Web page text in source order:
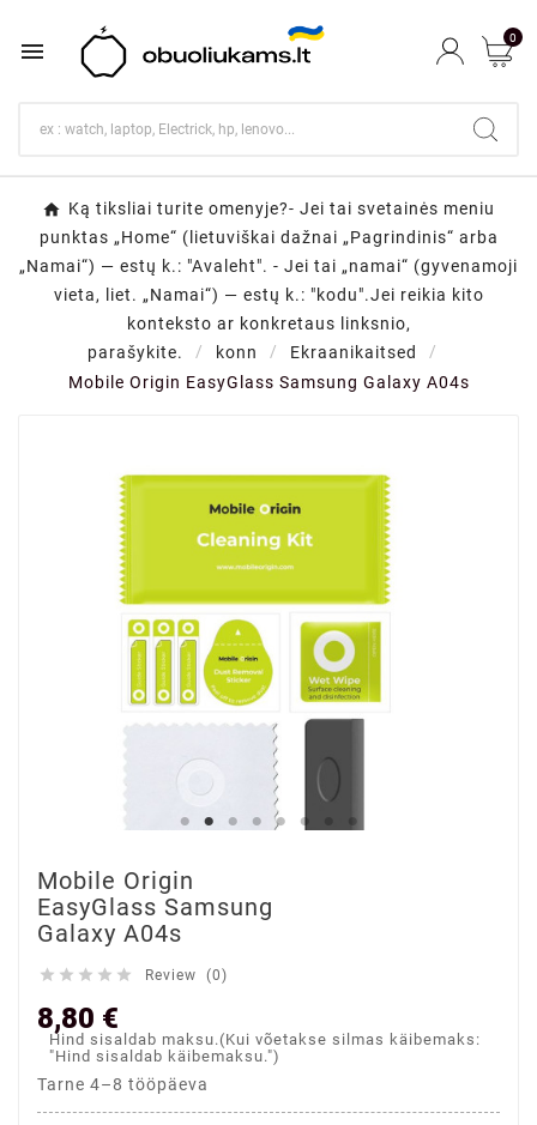
 0
Ką tiksliai turite omenyje?- Jei tai svetainės meniu
punktas „Home“ (lietuviškai dažnai „Pagrindinis“ arba
„Namai“) — estų k.: "Avaleht". - Jei tai „namai“ (gyvenamoji
vieta, liet. „Namai“) — estų k.: "kodu".Jei reikia kito
konteksto ar konkretaus linksnio,
parašykite.
konn
Ekraanikaitsed
Mobile Origin EasyGlass Samsung Galaxy A04s
Mobile Origin
EasyGlass Samsung
Galaxy A04s
     Review (0)
8,80 €
Hind sisaldab maksu.(Kui võetakse silmas käibemaks:
"Hind sisaldab käibemaksu.")
Tarne 4–8 tööpäeva